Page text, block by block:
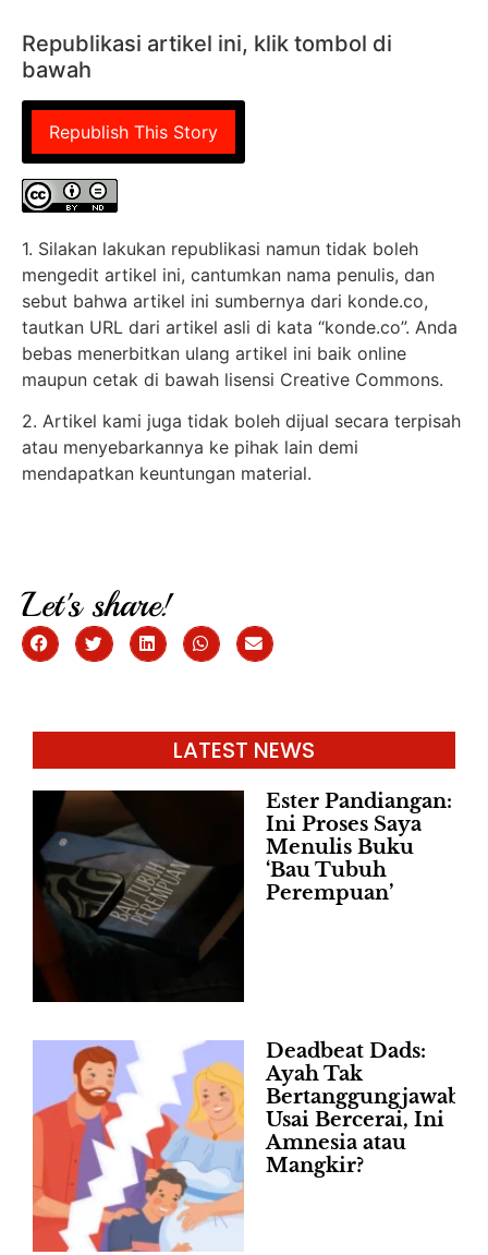
Republikasi artikel ini, klik tombol di
bawah
Republish This Story
1. Silakan lakukan republikasi namun tidak boleh
mengedit artikel ini, cantumkan nama penulis, dan
sebut bahwa artikel ini sumbernya dari konde.co,
tautkan URL dari artikel asli di kata “konde.co”. Anda
bebas menerbitkan ulang artikel ini baik online
maupun cetak di bawah lisensi Creative Commons.
2. Artikel kami juga tidak boleh dijual secara terpisah
atau menyebarkannya ke pihak lain demi
mendapatkan keuntungan material.
Let's share!
LATEST NEWS
Ester Pandiangan:
Ini Proses Saya
Menulis Buku
‘Bau Tubuh
Perempuan’
Deadbeat Dads:
Ayah Tak
Bertanggungjawab
Usai Bercerai, Ini
Amnesia atau
Mangkir?